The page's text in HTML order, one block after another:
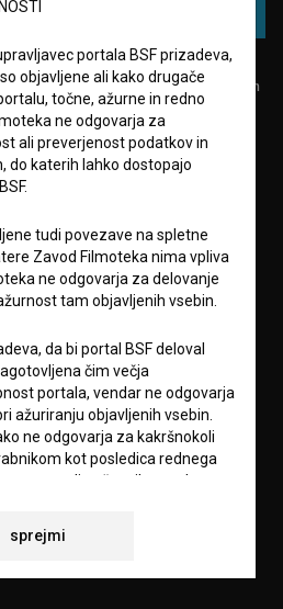
in dajemsoglasjeza zbiranje, hrambo in
portala BSF prizadeva,
objavljene ali kako drugače
točne, ažurne in redno
ne odgovarja za
ali preverjenost podatkov in
do katerih lahko dostopajo
tudi povezave na spletne
Zavod Filmoteka nima vpliva
ne odgovarja za delovanje
tam objavljenih vsebin.
da bi portal BSF deloval
čim večja
portala, vendar ne odgovarja
ažuriranju objavljenih vsebin.
ne odgovarja za kakršnokoli
kot posledica rednega
npr. zaradi začasnih napak v
možnem času.
sprejmi